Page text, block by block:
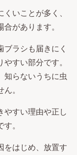
いことが多く、
があります。
ラシも届きにく
すい部分です。
知らないうちに虫
。
やすい理由や正し
。
をはじめ、放置す